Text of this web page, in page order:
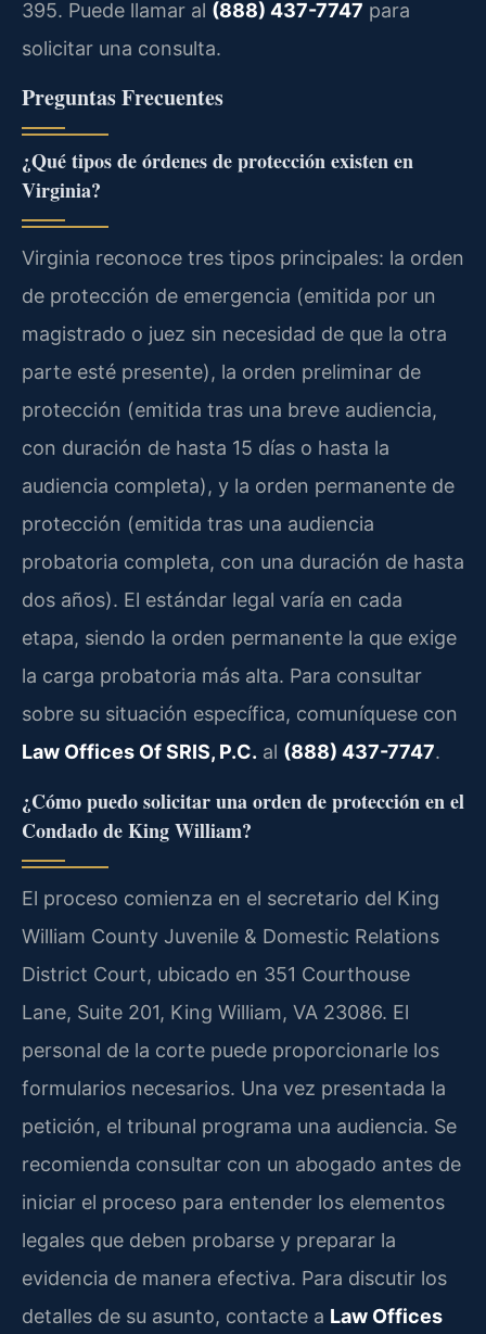
395. Puede llamar al (888) 437-7747 para
solicitar una consulta.
Preguntas Frecuentes
¿Qué tipos de órdenes de protección existen en
Virginia?
Virginia reconoce tres tipos principales: la orden
de protección de emergencia (emitida por un
magistrado o juez sin necesidad de que la otra
parte esté presente), la orden preliminar de
protección (emitida tras una breve audiencia,
con duración de hasta 15 días o hasta la
audiencia completa), y la orden permanente de
protección (emitida tras una audiencia
probatoria completa, con una duración de hasta
dos años). El estándar legal varía en cada
etapa, siendo la orden permanente la que exige
la carga probatoria más alta. Para consultar
sobre su situación específica, comuníquese con
Law Offices Of SRIS, P.C. al (888) 437-7747.
¿Cómo puedo solicitar una orden de protección en el
Condado de King William?
El proceso comienza en el secretario del King
William County Juvenile & Domestic Relations
District Court, ubicado en 351 Courthouse
Lane, Suite 201, King William, VA 23086. El
personal de la corte puede proporcionarle los
formularios necesarios. Una vez presentada la
petición, el tribunal programa una audiencia. Se
recomienda consultar con un abogado antes de
iniciar el proceso para entender los elementos
legales que deben probarse y preparar la
evidencia de manera efectiva. Para discutir los
detalles de su asunto, contacte a Law Offices